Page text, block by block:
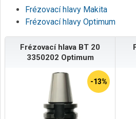
Frézovací hlavy Makita
Frézovací hlavy Optimum
Frézovací hlava BT 20
3350202 Optimum
-13%